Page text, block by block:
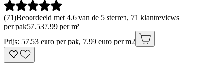
(71)Beoordeeld met 4.6 van de 5 sterren, 71 klantreviews
per pak57.537.99 per m²
Prijs: 57.53 euro per pak, 7.99 euro per m2